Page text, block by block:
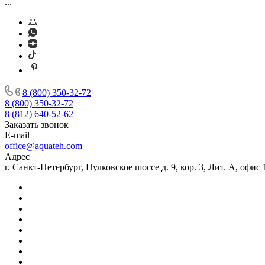
...
8 (800) 350-32-72
8 (800) 350-32-72
8 (812) 640-52-62
Заказать звонок
E-mail
office@aquateh.com
Адрес
г. Санкт-Петербург, Пулковское шоссе д. 9, кор. 3, Лит. А, офис